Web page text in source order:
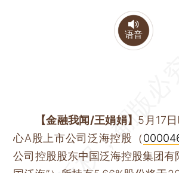
语音
【金融我闻/王娟娟】 5月17
心A股上市公司泛海控股（
公司控股股东中国泛海控股集团有